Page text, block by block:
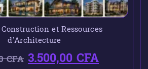
et Ressources
d’Architecture
CFA 3.500,00CFA